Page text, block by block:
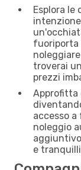
Esplora le
fuoriporta
troverai
prezzi
Approfitta
accesso
noleggio
e